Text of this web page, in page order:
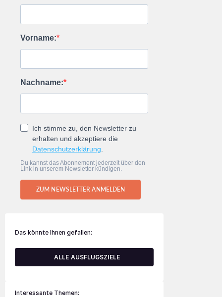
Vorname:
Nachname:
Ich stimme zu, den Newsletter zu
erhalten und akzeptiere die
Datenschutzerklärung
Du kannst das Abonnement jederzeit über den
Link in unserem Newsletter kündigen.
ZUM NEWSLETTER ANMELDEN
Das könnte Ihnen gefallen:
ALLE AUSFLUGSZIELE
Interessante Themen: